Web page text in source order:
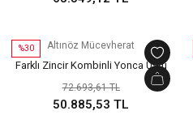
%30 Altınöz Mücevherat
Farklı Zincir Kombinli Yonca Üstü
Mineli Nazarlıklı Yeşil Altın Bileklik
72.693,61 TL
50.885,53 TL